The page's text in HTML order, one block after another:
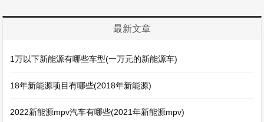
最新文章
1万以下新能源有哪些车型(一万元的新能源车)
18年新能源项目有哪些(2018年新能源)
2022新能源mpv汽车有哪些(2021年新能源mpv)